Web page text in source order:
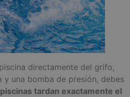
directamente del grifo,
y una bomba de presión, debes
tardan exactamente el